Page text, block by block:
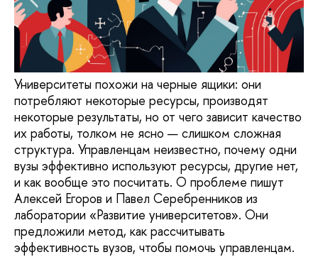
Университеты похожи на черные ящики: они
потребляют некоторые ресурсы, производят
некоторые результаты, но от чего зависит качество
их работы, толком не ясно — слишком сложная
структура. Управленцам неизвестно, почему одни
вузы эффективно используют ресурсы, другие нет,
и как вообще это посчитать. О проблеме пишут
Алексей Егоров и Павел Серебренников из
лаборатории «Развитие университетов». Они
предложили метод, как рассчитывать
эффективность вузов, чтобы помочь управленцам.